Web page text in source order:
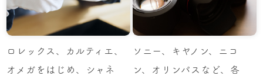
ロレックス、カルティエ、
オメガをはじめ、シャネ
ソニー、キヤノン、ニコ
ン、オリンパスなど、各